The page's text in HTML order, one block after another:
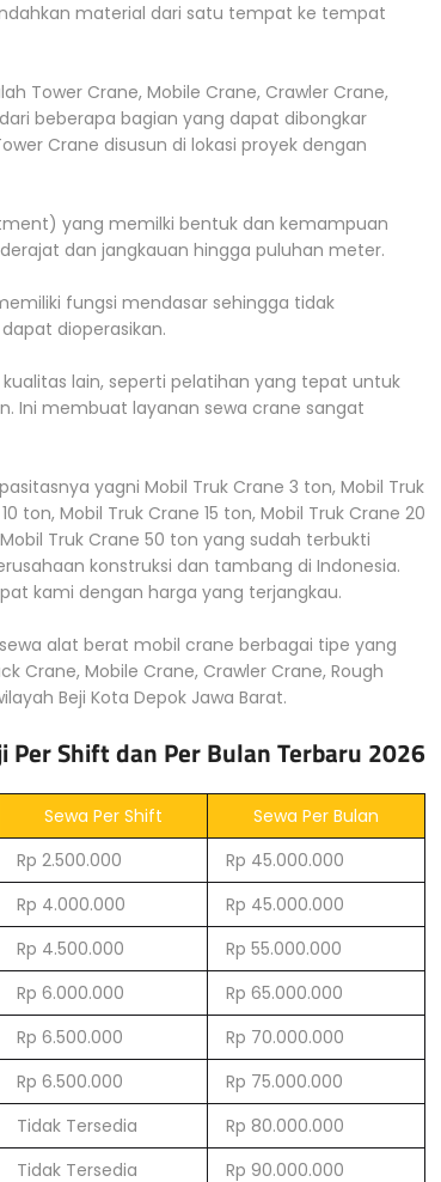
material dari satu tempat ke tempat
Tower Crane, Mobile Crane, Crawler Crane,
beberapa bagian yang dapat dibongkar
Crane disusun di lokasi proyek dengan
yang memilki bentuk dan kemampuan
dan jangkauan hingga puluhan meter.
fungsi mendasar sehingga tidak
dioperasikan.
lain, seperti pelatihan yang tepat untuk
Ini membuat layanan sewa crane sangat
yagni Mobil Truk Crane 3 ton, Mobil Truk
ton, Mobil Truk Crane 15 ton, Mobil Truk Crane 20
Truk Crane 50 ton yang sudah terbukti
konstruksi dan tambang di Indonesia.
kami dengan harga yang terjangkau.
alat berat mobil crane berbagai tipe yang
Crane, Mobile Crane, Crawler Crane, Rough
Beji Kota Depok Jawa Barat.
Per Shift dan Per Bulan Terbaru 2026
Sewa Per Shift
Sewa Per Bulan
Rp 2.500.000
Rp 45.000.000
Rp 4.000.000
Rp 45.000.000
Rp 4.500.000
Rp 55.000.000
Rp 6.000.000
Rp 65.000.000
Rp 6.500.000
Rp 70.000.000
Rp 6.500.000
Rp 75.000.000
Tidak Tersedia
Rp 80.000.000
Tidak Tersedia
Rp 90.000.000